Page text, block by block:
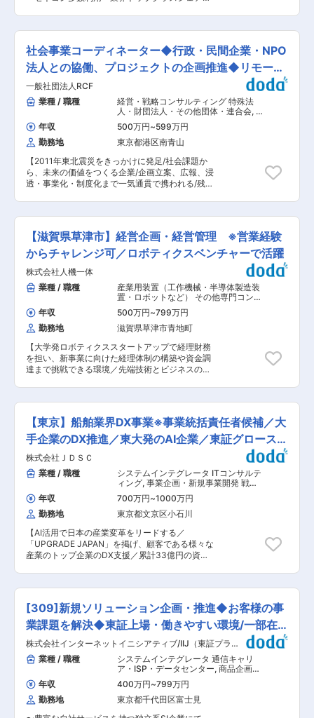
ナジーおよび企業価値評価の実施 ・デューデリジ
ェンスの統括および投資判断の支援 ・PMI（統合
の事業計画・KPI管理およびモニタリング ・経営
課題の特定および改善施策の立案・実行支援 ・投
資先の企業価値向上に向けた経営支援 ・追加投
資・再編・売却等の戦略立案および実行 ・グルー
プ横断でのシナジー創出の推進 4. 新規事業・戦
略企画 ・市場・競合分析に基づく事業機会の特定
・事業戦略および事業計画の策定 ・アライアンス
やJV設立などの事業スキーム設計 ・新規事業の
立ち上げおよび事業化推進（事業部門との連携）
■組織構成： 2名（部長、メンバー1名） ■当社
について： 当社は、果物や野菜などの青果物を中
心に、生産から加工、物流、販売までを一貫して
支える食の総合流通企業です。「日本中で販売さ
い」という思いからスタートしました。スーパー
で手に取る果物や、外食・学校給食で使われる食
から支えています。 変更の範囲：会社の定める業
務
の潮流が激化する中、業界におけるプラットフォ
ーマーとなるためには既存顧客との関係性強化、
自社プロダクトの提案・導入の推進のほかに、業
界課題を解決する新しい価値の開発を行うことが
必要です。今回はその前線をお任せできるような
方々にジョインいただき、組織体制の強化をすべ
く増員募集です。 顧客起点から課題解決を行うこ
とで、事業のグロースを牽引する“ビジネス推進
部”に所属いただき、BizDevロールを担っていた
だきます。 ■主な業務例： - 最大手のデベロッパ
ー・ゼネコン様と伴走しながら、顧客起点での事
業を開発する役割 - プロダクト開発、営業、
CS、マーケなどの機能を幅広く担当 - 「プロダ
クトマネージャー・BizDev・営業・CS・マー
ケ・・」プロダクトのグロースに関わる全てのロ
ールのマネジメント役を担います。特にビジネス
援も行います - 業界課題につながるイシューの探
索をはじめ、「業界課題を解決する新しい価値の
開発」にも取り組みます。 ■企業の特徴： ・
「約12万社の顧客基盤、約88万社・約277万人の
データ基盤」を活用して、新しい事業づくりをは
じめやすい。「グリーンサイト」という圧倒的に
強いプロダクトがあるおかげで顧客が待っている
状態でのビジネス開発が可能です。 ・建設業界の
特有の「重層下請け構造」により、ネットワーク
効果が効きやすく「Winner takes all」な事業モ
デルに向き合うことができます。 ・課題の発見か
ら価値の開発、グロースという経験を積むことで
「事業人材」としてのキャリアを蓄積できます。
みを持つグループの参画により、さらに事業シナ
ジーが生まれやすい環境であること共に、創業フ
更の範囲：会社の定める業務
社会事業コーディネーター◆行政・民間企業・NPO
法人との協働、プロジェクトの企画推進◆リモート
併用
一般社団法人RCF
業種 / 職種
経営・戦略コンサルティング 特殊法
人・財団法人・その他団体・連合会, 事
業統括マネジャー 事業企画・新規事業
開発
年収 500万円~599万円
勤務地
東京都港区南青山
【2011年東北震災をきっかけに発足/社会課題か
ら、未来の価値をつくる企業/企画立案、広報、浸
透・事業化・制度化まで一気通貫で携われる/残業
関係の異なる各主体と共に最適解を見つけ、協働
を生み出しながら、日本の社会課題解決に向けた
コンサルティングや支援企画の提案を行う仕事で
す。 企業とNPO法人・民間をつなぐ非常にやり
がいのある魅力的な業務であり、企画力や提案力
を活かすことができます。 ■職務詳細： ご経験
に合わせて下記いずれかの業務をお任せします。
参画するプロジェクトのフェーズにより業務内容
は変動します。 ・地域の自治体や事業者、NPO
へのヒアリングによる課題やニーズの把握 ・民間
企業や行政等支援企画の立案、提案 ・必要なリソ
ースの調達、スケジュール作成、管理 ・プロジェ
クトにおける広報活動、認知活動（イベントや
SNS投稿、メディア露出等） ・各フィールドワー
ク、ステークホルダーの折衝業務、会議運営 ・事
業で構築した仕組みを現地に実装し、またその仕
に向けた提案を各省庁に行います。 またSDGｓ
やCSR、企業版ふるさと納税等の社会的注目から
民間企業からも社会貢献に向けたソリューション
提案の相談もあります。 当社の介在により社会、
企業への新しい価値提供の可能性が広がっていま
す。 ■取組み事業テーマ： 復興・防災、こども
貧困・里親里子、観光振興、人材支援、スポーツ
×社会課題、難民支援等 ■組織構成： プロジェク
トはは4〜5名ずつ（MGR1名＋メンバー3〜4
名）のチームで構成されており、30代を中心に活
躍頂いています。 企画やコンサルティング、予算
管理等幅広い分野で活躍頂く機会があります。 ■
就業環境： ・月平均残業10時間程 ・年間休日
です。 隔週1回or月1回程度フィールドワークや現
地調査のために出張もございます。 入社時は契約
社員に転換することができています。（契約社員
時の条件は正社員と同等） 変更の範囲：会社の定
める業務
【滋賀県草津市】経営企画・経営管理 ※営業経験
からチャレンジ可／ロボティクスベンチャーで活躍
株式会社人機一体
業種 / 職種
産業用装置（工作機械・半導体製造装
置・ロボットなど） その他専門コンサ
ルティング, 経理（財務会計） 財務 経
営企画 事業企画・新規事業開発
年収 500万円~799万円
勤務地
滋賀県草津市青地町
【大学発ロボティクススタートアップで経理財務
を担い、新事業に向けた経理体制の構築や資金調
達まで挑戦できる環境／先端技術とビジネスの橋
ップの成長フェーズにおける会計・経理の最前線
でご活躍いただきます。 財務畑の管理部門長の
他、財務顧問（公認会計士）、税務顧問（税理
士）のサポートもあるため、未経験分野にも前の
めりに挑戦いただきたいです。 ■業務詳細 ・事
業会社やCVC、VCからのエクイティ調達（IR資
料作成、投資家対応、条件交渉補助） ・国や地方
公共団体の補助金・助成金の調査、申請、管理 ・
金融機関との融資などデット調達の交渉・実行 ・
資金繰り管理とキャッシュフロー計画の策定・更
新 ・経営者や関連部門と連携した資金調達戦略の
立案・実行 ・株主総会や取締役会の事務局 ・月
次・年次決算など経理業務のサポート ・新規事業
向けの経理体制の構築 ※ その他経営企画的な業務
にも参画いただきたいと思っています ■扱うサー
ビス 当社はロボティクス領域における知的財産活
構成： 管理部門：4 名（管理部門統括、採用1
名、労務・給与1名、総務事務1名） ■採用背景：
知的財産活用サービス「人機プラットフォーム」
の事業拡大、新事業の立ち上げに向けた内部統制
強化を目的とした増員採用になります。 ■教育体
制 実務はOJTを中心に、経営陣や顧問のサポート
で専門性を高められます。外部専門家との連携も
強みです。 ■就業環境 年間休日125日、完全週休
2日制、健康経営推進のため勤務時間中禁煙、地
域手当・通勤手当等福利厚生も整備しています。
【東京】船舶業界DX事業※事業統括責任者候補／大
手企業のDX推進／東大発のAI企業／東証グロース上
場
株式会社ＪＤＳＣ
業種 / 職種
システムインテグレータ ITコンサルテ
ィング, 事業企画・新規事業開発 戦
略・経営コンサルタント
年収 700万円~1000万円
勤務地
東京都文京区小石川
【AI活用で日本の産業変革をリードする／
「UPGRADE JAPAN」を掲げ、顧客である様々な
産業のトップ企業のDX支援／累計33億円の資金
触れ、その学びを実践できる仕事があります。顧
客と一緒に社会に変革を起こしていくという仕事
のやりがいの中で、自身の成長を求める方のご応
募をお待ちしています。 ■主な業務内容： ・業
界ニーズからデータを活用して解決可能な事業領
域の抽出・検証、マーケティングの推進 ・業界内
重要顧客のアカウントプラン策定及び推進 ・業界
顧客へのDX戦略策定・データドリブン経営への
変革についての要件定義を含む提案推進（データ
サイエンティスト・エンジニアとの連携含む） ・
上記をもとにしたコンソーシアムの形成と業界各
社への合意形成 ・当該チームのマーケティング・
[309]新規ソリューション企画・推進◆お客様の事
業課題を解決◆東証上場・働きやすい環境/一部在
宅可
株式会社インターネットイニシアティブ/IIJ（東証プライ
ム）
業種 / 職種
システムインテグレータ 通信キャリ
ア・ISP・データセンター, 商品企画・
サービス企画 事業企画・新規事業開発
年収 400万円~799万円
勤務地
東京都千代田区富士見